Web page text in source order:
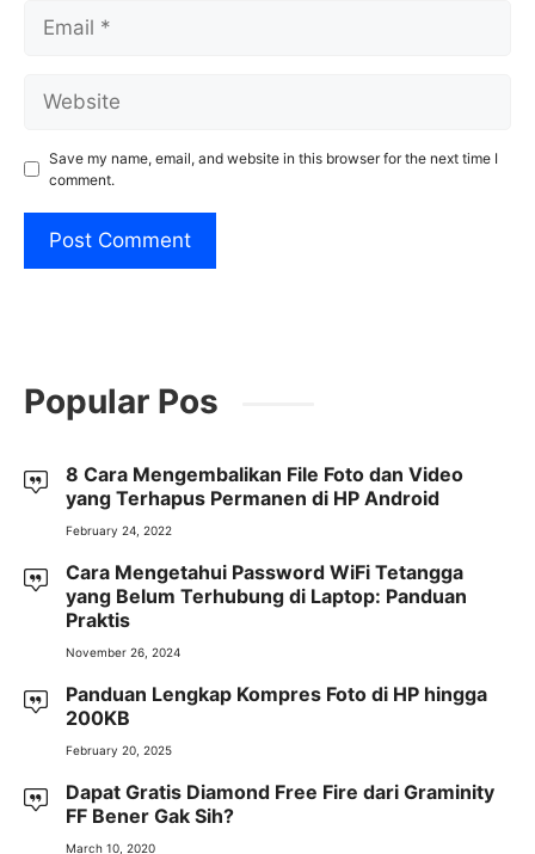
Save my name, email, and website in this browser for the next time I
comment.
Popular Pos
8 Cara Mengembalikan File Foto dan Video
yang Terhapus Permanen di HP Android
February 24, 2022
Cara Mengetahui Password WiFi Tetangga
yang Belum Terhubung di Laptop: Panduan
Praktis
November 26, 2024
Panduan Lengkap Kompres Foto di HP hingga
200KB
February 20, 2025
Dapat Gratis Diamond Free Fire dari Graminity
FF Bener Gak Sih?
March 10, 2020